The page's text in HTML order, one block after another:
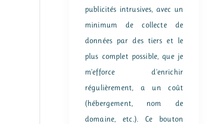
publicités intrusives, avec un
minimum de collecte de
données par des tiers et le
plus complet possible, que je
m'efforce d'enrichir
régulièrement, a un coût
(hébergement, nom de
domaine, etc.). Ce bouton